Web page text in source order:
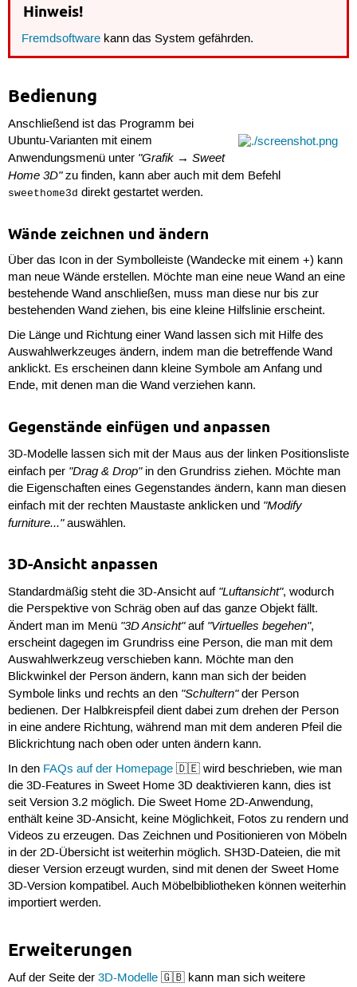
Hinweis!
Fremdsoftware kann das System gefährden.
Bedienung
Anschließend ist das Programm bei
Ubuntu-Varianten mit einem
Anwendungsmenü unter "Grafik → Sweet
Home 3D"zu finden, kann aber auch mit dem Befehl
sweethome3d direkt gestartet werden.
Wände zeichnen und ändern
Über das Icon in der Symbolleiste (Wandecke mit einem +) kann
man neue Wände erstellen. Möchte man eine neue Wand an eine
bestehende Wand anschließen, muss man diese nur bis zur
bestehenden Wand ziehen, bis eine kleine Hilfslinie erscheint.
Die Länge und Richtung einer Wand lassen sich mit Hilfe des
Auswahlwerkzeuges ändern, indem man die betreffende Wand
anklickt. Es erscheinen dann kleine Symbole am Anfang und
Ende, mit denen man die Wand verziehen kann.
Gegenstände einfügen und anpassen
3D-Modelle lassen sich mit der Maus aus der linken Positionsliste
einfach per "Drag & Drop"in den Grundriss ziehen. Möchte man
die Eigenschaften eines Gegenstandes ändern, kann man diesen
einfach mit der rechten Maustaste anklicken und "Modify
furniture..."auswählen.
3D-Ansicht anpassen
Standardmäßig steht die 3D-Ansicht auf "Luftansicht", wodurch
die Perspektive von Schräg oben auf das ganze Objekt fällt.
Ändert man im Menü "3D Ansicht"auf "Virtuelles begehen",
erscheint dagegen im Grundriss eine Person, die man mit dem
Auswahlwerkzeug verschieben kann. Möchte man den
Blickwinkel der Person ändern, kann man sich der beiden
Symbole links und rechts an den "Schultern"der Person
bedienen. Der Halbkreispfeil dient dabei zum drehen der Person
in eine andere Richtung, während man mit dem anderen Pfeil die
Blickrichtung nach oben oder unten ändern kann.
In den FAQs auf der Homepage🇩🇪 wird beschrieben, wie man
die 3D-Features in Sweet Home 3D deaktivieren kann, dies ist
seit Version 3.2 möglich. Die Sweet Home 2D-Anwendung,
enthält keine 3D-Ansicht, keine Möglichkeit, Fotos zu rendern und
Videos zu erzeugen. Das Zeichnen und Positionieren von Möbeln
in der 2D-Übersicht ist weiterhin möglich. SH3D-Dateien, die mit
dieser Version erzeugt wurden, sind mit denen der Sweet Home
3D-Version kompatibel. Auch Möbelbibliotheken können weiterhin
importiert werden.
Erweiterungen
Auf der Seite der 3D-Modelle🇬🇧 kann man sich weitere